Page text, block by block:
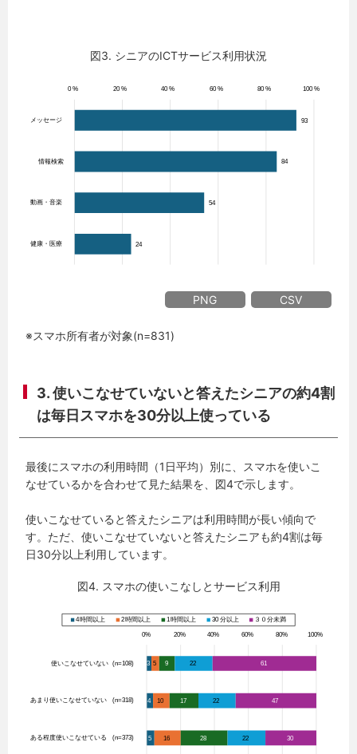
図3. シニアのICTサービス利用状況
PNG CSV
※スマホ所有者が対象(n=831)
3. 使いこなせていないと答えたシニアの約4割
は毎日スマホを30分以上使っている
最後にスマホの利用時間（1日平均）別に、スマホを使いこ
なせているかを合わせて見た結果を、図4で示します。
使いこなせていると答えたシニアは利用時間が長い傾向で
す。ただ、使いこなせていないと答えたシニアも約4割は毎
日30分以上利用しています。
図4. スマホの使いこなしとサービス利用